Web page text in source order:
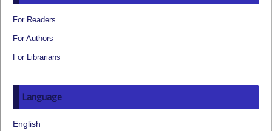
For Readers
For Authors
For Librarians
Language
English